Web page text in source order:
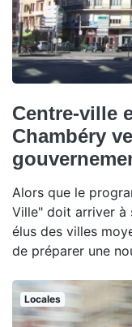
Centre-ville
Chambéry
Alors que le
Ville" doit arriver à
élus des villes
de préparer une
Locales